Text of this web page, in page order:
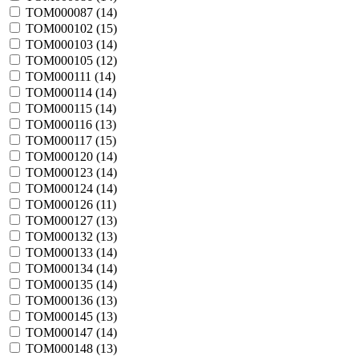
TOM000087 (14)
TOM000102 (15)
TOM000103 (14)
TOM000105 (12)
TOM000111 (14)
TOM000114 (14)
TOM000115 (14)
TOM000116 (13)
TOM000117 (15)
TOM000120 (14)
TOM000123 (14)
TOM000124 (14)
TOM000126 (11)
TOM000127 (13)
TOM000132 (13)
TOM000133 (14)
TOM000134 (14)
TOM000135 (14)
TOM000136 (13)
TOM000145 (13)
TOM000147 (14)
TOM000148 (13)